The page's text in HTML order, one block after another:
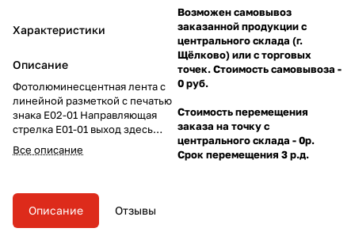
Характеристики
Описание
Фотолюминесцентная лента с
линейной разметкой с печатью
знака Е02-01 Направляющая
стрелка Е01-01 выход здесь
правосторонняя 0,05х1м
Все описание
Возможен самовывоз
заказанной продукции с
центрального склада (г.
Щёлково) или с торговых
точек. Стоимость самовывоза -
0 руб.
Стоимость перемещения
заказа на точку с
центрального склада - 0р.
Срок перемещения 3 р.д.
Описание Отзывы